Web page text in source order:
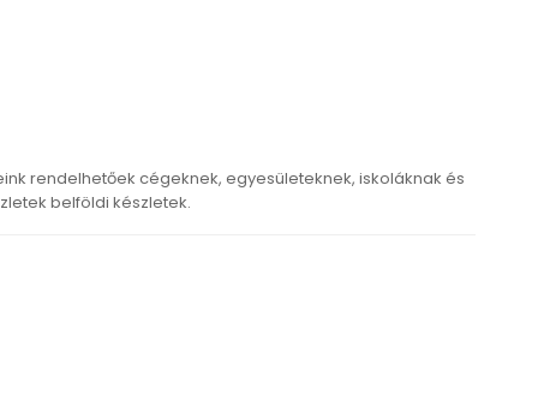
rendelhetőek cégeknek, egyesületeknek, iskoláknak és
belföldi készletek.